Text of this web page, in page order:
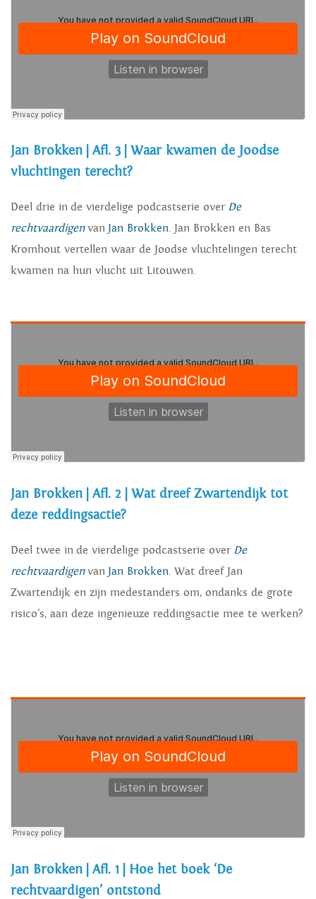
Jan Brokken | Afl. 3 | Waar kwamen de Joodse
vluchtingen terecht?
Deel drie in de vierdelige podcastserie over De
rechtvaardigen van Jan Brokken. Jan Brokken en Bas
Kromhout vertellen waar de Joodse vluchtelingen terecht
kwamen na hun vlucht uit Litouwen.
Jan Brokken | Afl. 2 | Wat dreef Zwartendijk tot
deze reddingsactie?
Deel twee in de vierdelige podcastserie over De
rechtvaardigen van Jan Brokken. Wat dreef Jan
Zwartendijk en zijn medestanders om, ondanks de grote
risico’s, aan deze ingenieuze reddingsactie mee te werken?
Jan Brokken | Afl. 1 | Hoe het boek ‘De
rechtvaardigen’ ontstond